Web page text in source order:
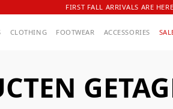
FIRST FALL ARRIVALS ARE
CLOTHING FOOTWEAR ACCESSORIES